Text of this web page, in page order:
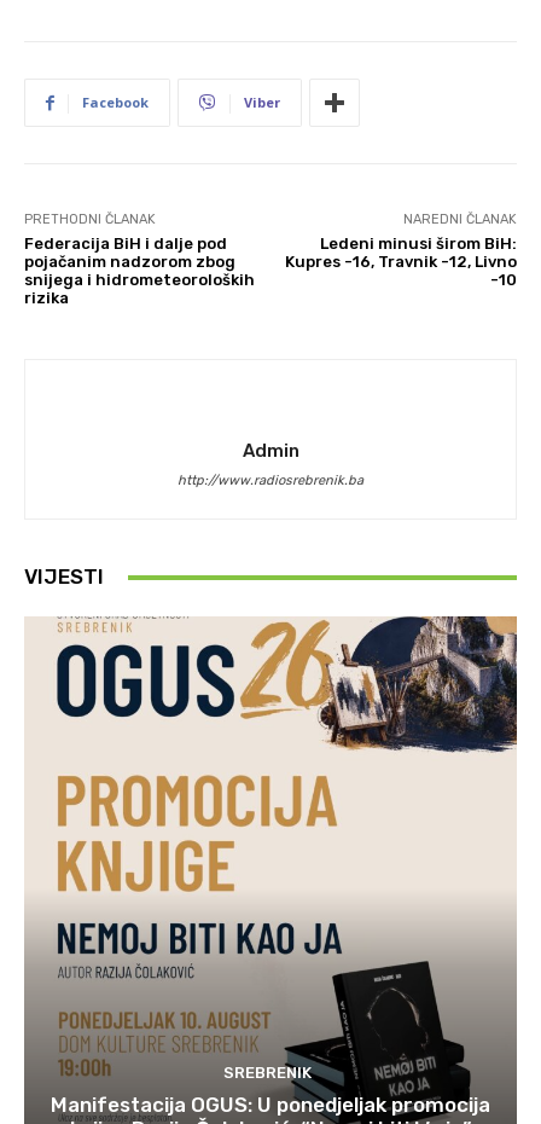
Facebook Viber
PRETHODNI ČLANAK
Federacija BiH i dalje pod
pojačanim nadzorom zbog
snijega i hidrometeoroloških
rizika
NAREDNI ČLANAK
Ledeni minusi širom BiH:
Kupres -16, Travnik -12, Livno
-10
Admin
http://www.radiosrebrenik.ba
VIJESTI
SREBRENIK
Manifestacija OGUS: U ponedjeljak promocija